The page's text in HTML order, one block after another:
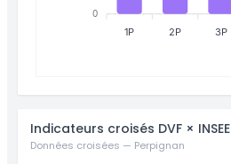
0
1P 2P 3P
Indicateurs croisés DVF × INSEE
Données croisées — Perpignan